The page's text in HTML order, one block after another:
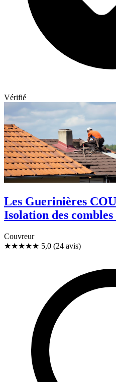
Vérifié
Les Guerinières
Isolation des
Couvreur
★★★★★ 5,0 (24 avis)